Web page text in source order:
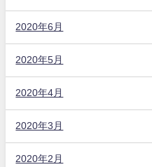
2020年6月
2020年5月
2020年4月
2020年3月
2020年2月